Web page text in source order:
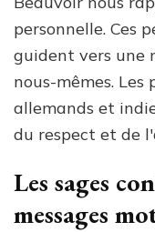
personnelle. Ces
guident vers une
nous-mêmes.
allemands et
du respect et de
Les sages
messages